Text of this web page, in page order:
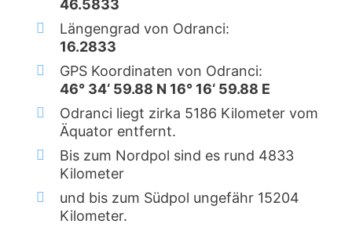
46.5833
Längengrad von Odranci:
16.2833
GPS Koordinaten von Odranci:
46° 34‘ 59.88 N 16° 16‘ 59.88 E
Odranci liegt zirka 5186 Kilometer vom
Äquator entfernt.
Bis zum Nordpol sind es rund 4833
Kilometer
und bis zum Südpol ungefähr 15204
Kilometer.